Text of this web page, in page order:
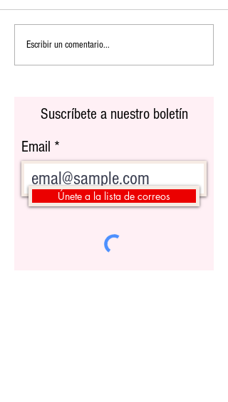
Partidos claves de la Copa
Mundial FIFA 2026 en New York -
Escribir un comentario...
Suscríbete a nuestro boletín
Email
Únete a la lista de correos